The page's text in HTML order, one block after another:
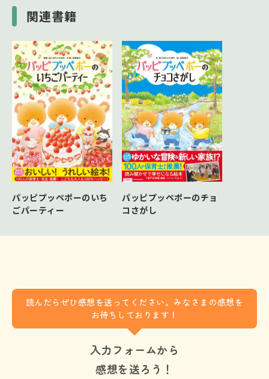
関連書籍
パッピプッペポーのいち
ごパーティー
パッピプッペポーのチョ
コさがし
読んだらぜひ感想を送ってください。みなさまの感想を
お待ちしております！
入力フォームから
感想を送ろう！